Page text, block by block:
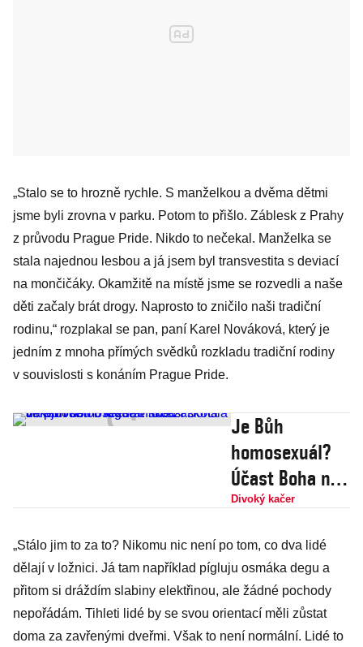
„Stalo se to hrozně rychle. S manželkou a dvěma dětmi
jsme byli zrovna v parku. Potom to přišlo. Záblesk z Prahy
z průvodu Prague Pride. Nikdo to nečekal. Manželka se
stala najednou lesbou a já jsem byl transvestita s deviací
na mončičáky. Okamžitě na místě jsme se rozvedli a naše
děti začaly brát drogy. Naprosto to zničilo naši tradiční
rodinu,“ rozplakal se pan, paní Karel Nováková, který je
jedním z mnoha přímých svědků rozkladu tradiční rodiny
v souvislosti s konáním Prague Pride.
Je Bůh
homosexuál?
Účast Boha na
průvodu
zaskočila
církev i celou
křesťanskou
veřejnost
Divoký kačer
„Stálo jim to za to? Nikomu nic není po tom, co dva lidé
dělají v ložnici. Já tam například pígluju osmáka degu a
přitom si dráždím slabiny elektřinou, ale žádné pochody
nepořádám. Tihleti lidé by se svou orientací měli zůstat
doma za zavřenými dveřmi. Však to není normální. Lidé to